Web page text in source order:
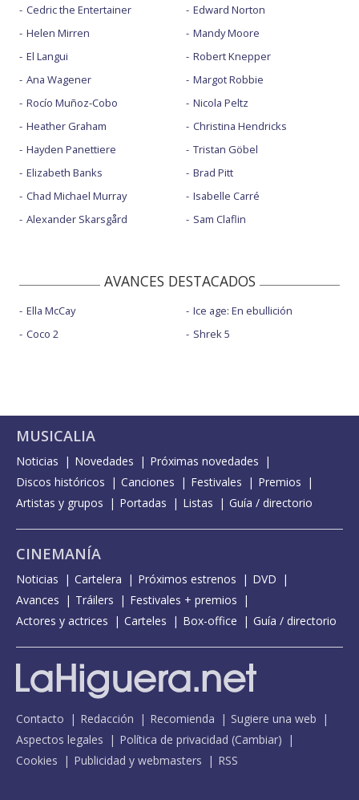
Cedric the Entertainer
Helen Mirren
El Langui
Ana Wagener
Rocío Muñoz-Cobo
Heather Graham
Hayden Panettiere
Elizabeth Banks
Chad Michael Murray
Alexander Skarsgård
Edward Norton
Mandy Moore
Robert Knepper
Margot Robbie
Nicola Peltz
Christina Hendricks
Tristan Göbel
Brad Pitt
Isabelle Carré
Sam Claflin
AVANCES DESTACADOS
Ella McCay
Coco 2
Ice age: En ebullición
Shrek 5
MUSICALIA
Noticias Novedades
Próximas novedades
Discos históricos
Canciones Festivales
Premios
Artistas y grupos
Portadas Listas Guía / directorio
CINEMANÍA
Noticias Cartelera Próximos estrenos
DVD
Avances
Tráilers
Festivales + premios
Actores y actrices
Carteles Box-office Guía / directorio
Contacto Redacción Recomienda
Sugiere una web
Aspectos legales
Política de privacidad (Cambiar)
Cookies
Publicidad y webmasters RSS